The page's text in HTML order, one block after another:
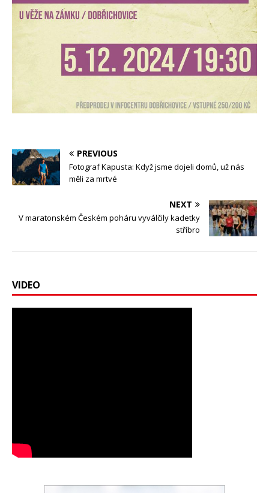
PREVIOUS
Fotograf Kapusta: Když jsme dojeli domů, už nás
měli za mrtvé
NEXT
V maratonském Českém poháru vyválčily kadetky
stříbro
VIDEO